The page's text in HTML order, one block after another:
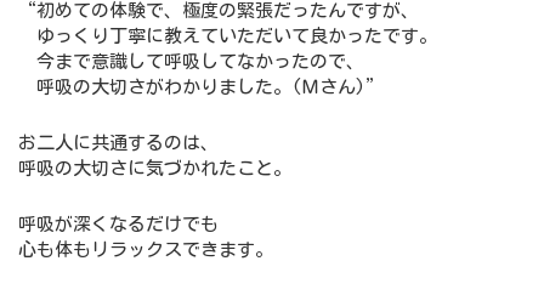
“初めての体験で、極度の緊張だったんですが、
ゆっくり丁寧に教えていただいて良かったです。
今まで意識して呼吸してなかったので、
呼吸の大切さがわかりました。(Ｍさん)”
お二人に共通するのは、
呼吸の大切さに気づかれたこと。
呼吸が深くなるだけでも
心も体もリラックスできます。